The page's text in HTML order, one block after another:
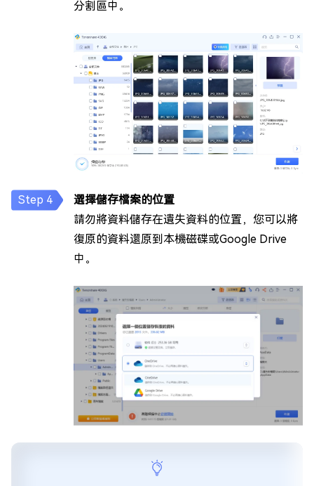
分割區中。
選擇儲存檔案的位置
請勿將資料儲存在遺失資料的位置，您可以將
復原的資料還原到本機磁碟或Google Drive
中。